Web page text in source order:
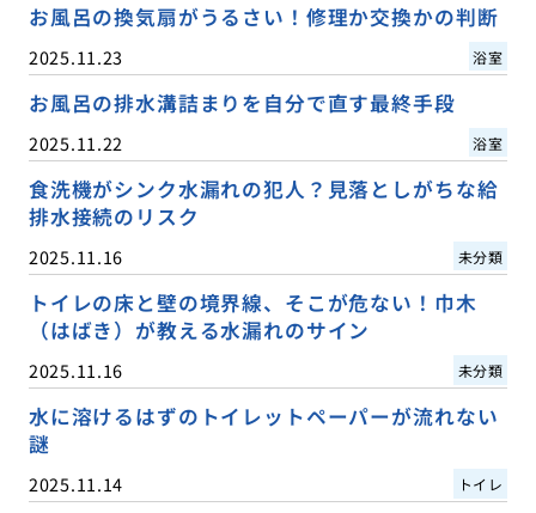
お風呂の換気扇がうるさい！修理か交換かの判断
2025.11.23 浴室
お風呂の排水溝詰まりを自分で直す最終手段
2025.11.22 浴室
食洗機がシンク水漏れの犯人？見落としがちな給
排水接続のリスク
2025.11.16 未分類
トイレの床と壁の境界線、そこが危ない！巾木
（はばき）が教える水漏れのサイン
2025.11.16 未分類
水に溶けるはずのトイレットペーパーが流れない
謎
2025.11.14 トイレ